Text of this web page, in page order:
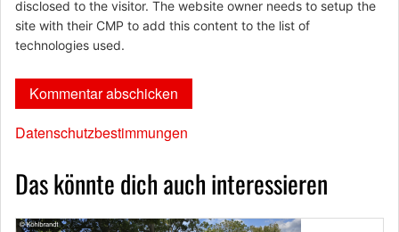
disclosed to the visitor. The website owner needs to setup the
site with their CMP to add this content to the list of
technologies used.
Datenschutzbestimmungen
Das könnte dich auch interessieren